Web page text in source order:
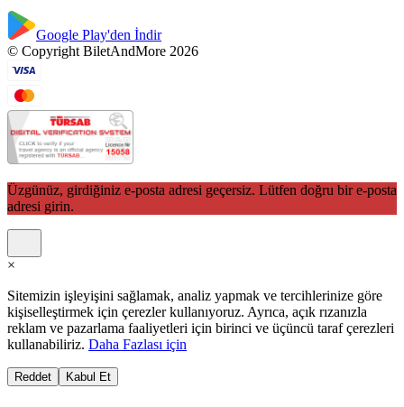
Google Play'den İndir
© Copyright BiletAndMore 2026
Üzgünüz, girdiğiniz e-posta adresi geçersiz. Lütfen doğru bir e-posta
adresi girin.
×
Sitemizin işleyişini sağlamak, analiz yapmak ve tercihlerinize göre
kişiselleştirmek için çerezler kullanıyoruz. Ayrıca, açık rızanızla
reklam ve pazarlama faaliyetleri için birinci ve üçüncü taraf çerezleri
kullanabiliriz. Daha Fazlası için
Reddet Kabul Et